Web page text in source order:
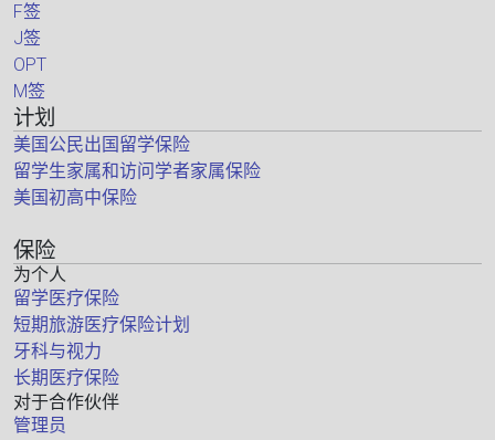
F签
J签
OPT
M签
计划
美国公民出国留学保险
留学生家属和访问学者家属保险
美国初高中保险
保险
为个人
留学医疗保险
短期旅游医疗保险计划
牙科与视力
长期医疗保险
对于合作伙伴
管理员